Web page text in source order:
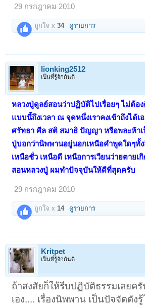
29 กรกฎาคม 2010
ถูกใจ x34 ดูรายการ
lionking2512
เป็นที่รู้จักกันดี
หลวงปู่ดูลย์สอนว่าปฏิบัติไปเรื่อยๆ ไม่ต้อ
แบบนี้ถึงเวลา ณ จุดหนึ่งเราคงเข้าถึงได้เ
ศรัทธา ศีล สติ สมาธิ ปัญญา หรือพละห้าเ
ปู่บอกว่านิพพานอยู่นอกเหนือคำพูดใดๆทั้
เหนือชั่ว เหนือดี เหนือการเวียนว่ายตายเ
สอนหลวงปู่ ผมทำปัจจุบันให้ดีที่สุดครับ
29 กรกฎาคม 2010
ถูกใจ x 14 ดูรายการ
Kritpet
เป็นที่รู้จักกันดี
ถ้าสงสัยก็ให้รีบปฏิบัติธรรมเลยครั
เอง.... เรื่องนิพพาน เป็นปัจจัตตัง